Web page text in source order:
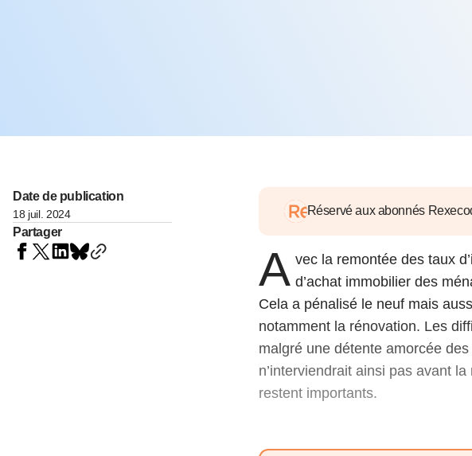
Voir tous les économistes
l’Okavango
Voir toute la presse
Date de publication
18 juil. 2024
Partager
Réservé aux abonnés
A vec la remontée des taux
d’achat immobilier des
Cela a pénalisé le neuf mais
notamment la rénovation. Les
malgré une détente amorcée
n’interviendrait ainsi pas avant
restent importants.